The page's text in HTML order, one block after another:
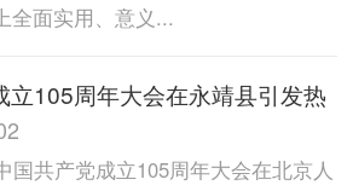
全面实用、意义...
立105周年大会在永靖县引发热
国共产党成立105周年大会在北京人